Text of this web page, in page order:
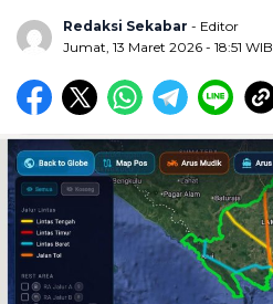
Redaksi Sekabar - Editor
Jumat, 13 Maret 2026 - 18:51 WIB